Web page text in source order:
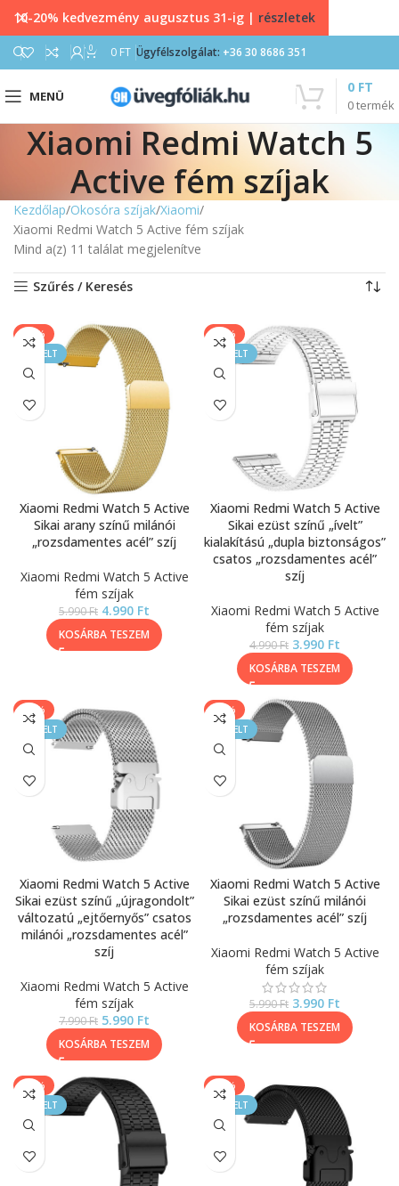
0 0 FT Ügyfélszolgálat: +36 30 8686 351
MENÜ
0termék
0 FT
Xiaomi Redmi Watch 5
Active fém szíjak
Kezdőlap Okosóra szíjak Xiaomi
Xiaomi Redmi Watch 5 Active fém szíjak
Mind a(z) 11 találat megjelenítve
Szűrés / Keresés
-17%
KIEMELT
Xiaomi Redmi Watch 5 Active
Sikai arany színű milánói
„rozsdamentes acél” szíj
Xiaomi Redmi Watch 5 Active
fém szíjak
5.990Ft 4.990 Ft
KOSÁRBA TESZEM
-20%
KIEMELT
Xiaomi Redmi Watch 5 Active
Sikai ezüst színű „ívelt”
kialakítású „dupla biztonságos”
csatos „rozsdamentes acél”
szíj
Xiaomi Redmi Watch 5 Active
fém szíjak
4.990Ft 3.990 Ft
KOSÁRBA TESZEM
-25%
KIEMELT
Xiaomi Redmi Watch 5 Active
Sikai ezüst színű „újragondolt”
változatú „ejtőernyős” csatos
milánói „rozsdamentes acél”
szíj
Xiaomi Redmi Watch 5 Active
fém szíjak
7.990Ft 5.990 Ft
KOSÁRBA TESZEM
-33%
KIEMELT
Xiaomi Redmi Watch 5 Active
Sikai ezüst színű milánói
„rozsdamentes acél” szíj
Xiaomi Redmi Watch 5 Active
fém szíjak
5.990Ft 3.990 Ft
KOSÁRBA TESZEM
-20%
KIEMELT
-25%
KIEMELT
10-20% kedvezmény augusztus 31-ig | részletek